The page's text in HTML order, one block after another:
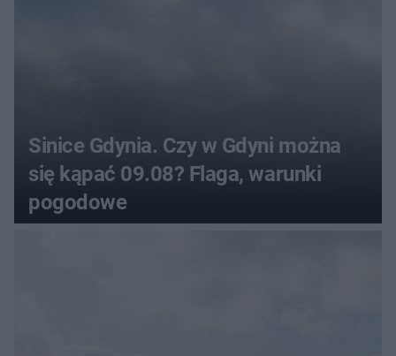
Sinice Gdynia. Czy w Gdyni można
się kąpać 09.08? Flaga, warunki
pogodowe